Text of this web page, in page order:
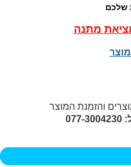
שלכם
מתנה
והזמנת המוצר